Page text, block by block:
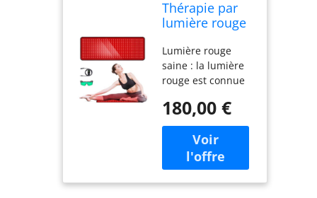
Thérapie par
lumière rouge
660 nm 850
nm, coussin de
thérapie par
infrarouge
portable avec
minuterie et
télécommande
pour le dos, les
épaules, la
Lumière rouge
saine : la lumière
rouge est connue
de la vie qui est
saine et sans
danger pour notre
corps, la thérapie
par lumière rouge
GMOWNW pour le
180,00 €